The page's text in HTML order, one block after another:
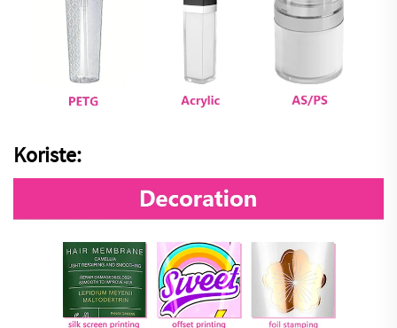
Koriste: